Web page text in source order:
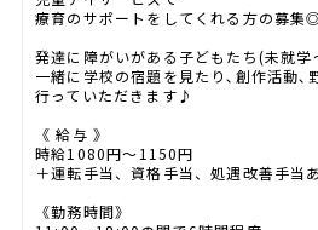
療育のサポートをしてくれる方の募集
発達に障がいがある子どもたち(未就学
一緒に学校の宿題を見たり､創作活動､
行っていただきます♪
《 給与 》
時給1080円～1150円
＋運転手当、資格手当、処遇改善手当
《勤務時間》